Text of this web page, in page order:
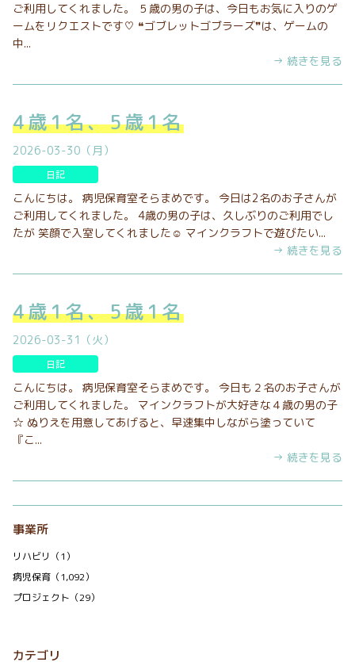
ご利用してくれました。 ５歳の男の子は、今日もお気に入りのゲ
ームをリクエストです♡ ❝ゴブレットゴブラーズ❞は、ゲームの
中...
→ 続きを見る
4歳1名、5歳1名
2026-03-30（月）
日記
こんにちは。 病児保育室そらまめです。 今日は2名のお子さんが
ご利用してくれました。 4歳の男の子は、久しぶりのご利用でし
たが 笑顔で入室してくれました☺︎ マインクラフトで遊びたい...
→ 続きを見る
4歳1名、5歳1名
2026-03-31（火）
日記
こんにちは。 病児保育室そらまめです。 今日も２名のお子さんが
ご利用してくれました。 マインクラフトが大好きな４歳の男の子
☆ ぬりえを用意してあげると、早速集中しながら塗っていて
『こ...
→ 続きを見る
事業所
リハビリ（1）
病児保育（1,092）
プロジェクト（29）
カテゴリ